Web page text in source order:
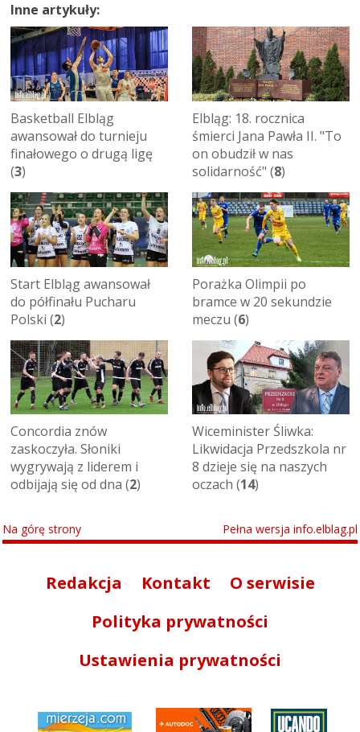
Inne artykuły:
Basketball Elbląg
awansował do turnieju
finałowego o drugą ligę
(3)
Elbląg: 18. rocznica
śmierci Jana Pawła II. "To
on obudził w nas
solidarność" (8)
Start Elbląg awansował
do półfinału Pucharu
Polski (2)
Porażka Olimpii po
bramce w 20 sekundzie
meczu (6)
Concordia znów
zaskoczyła. Słoniki
wygrywają z liderem i
odbijają się od dna (2)
Wiceminister Śliwka:
Likwidacja Przedszkola nr
8 dzieje się na naszych
oczach (14)
Na górę strony Pełna wersja info.elblag.pl
Redakcja Kontakt
O serwisie
Polityka prywatności
Ustawienia prywatności